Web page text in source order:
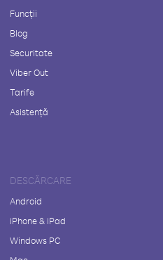
Funcții
Blog
Securitate
Viber Out
Tarife
Asistență
DESCĂRCARE
Android
iPhone & iPad
Windows PC